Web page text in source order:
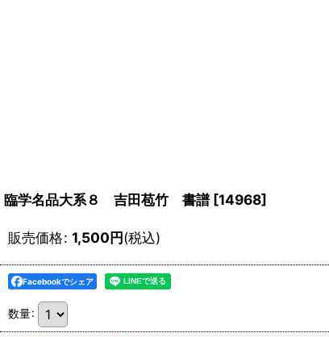
臨学名品大系８ 吉田苞竹 書譜 [14968]
販売価格: 1,500円(税込)
Facebookでシェア
数量: